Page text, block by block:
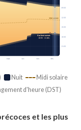
sept. oct. nov. déc.
Midi solaire
09:00
12:00
15:00
18:00
21:00
Earliest sunset
16:55 · 11 déc.
Nuit
Midi solaire
d'heure (DST)
et les plus